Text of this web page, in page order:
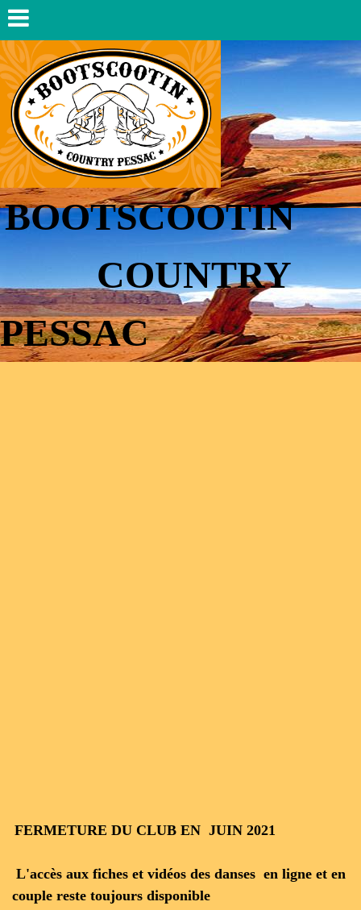
BOOTSCOOTIN
COUNTRY
PESSAC
FERMETURE DU CLUB EN JUIN 2021
L'accès aux fiches et vidéos des danses en ligne et en
couple reste toujours disponible